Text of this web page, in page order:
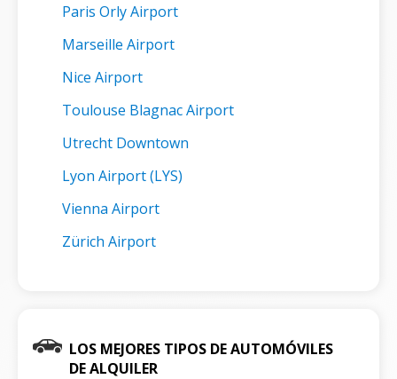
Paris Orly Airport
Marseille Airport
Nice Airport
Toulouse Blagnac Airport
Utrecht Downtown
Lyon Airport (LYS)
Vienna Airport
Zürich Airport
LOS MEJORES TIPOS DE AUTOMÓVILES
DE ALQUILER